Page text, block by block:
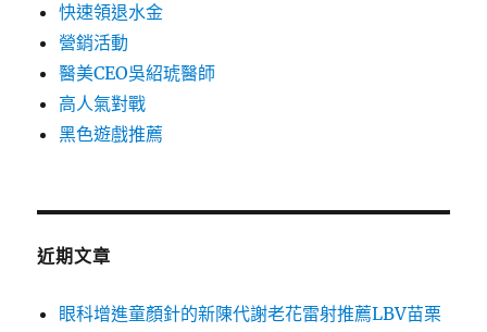
快速領退水金
營銷活動
醫美CEO吳紹琥醫師
高人氣對戰
黑色遊戲推薦
近期文章
眼科增進童顏針的新陳代謝老花雷射推薦LBV苗栗